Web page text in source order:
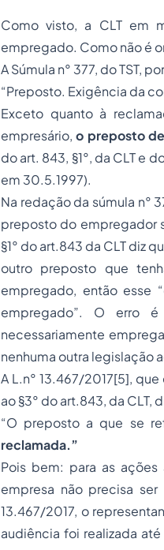
Como visto, a CLT em
empregado. Como não é
A Súmula n° 377, do TST,
“Preposto. Exigência da
Exceto quanto à
empresário,o preposto
do art. 843, §1°, da CLT e
em 30.5.1997).
Na redação da súmula n°
preposto do empregador
§1° do art.843 da CLT diz
outro preposto que
empregado, então esse
empregado”. O erro
necessariamente
nenhuma outra legislação
A L.n° 13.467/2017[5],
ao §3° do art.843, da CLT,
“O preposto a que se
reclamada.”
Pois bem: para as ações
empresa não precisa
13.467/2017, o
audiência foi realizada